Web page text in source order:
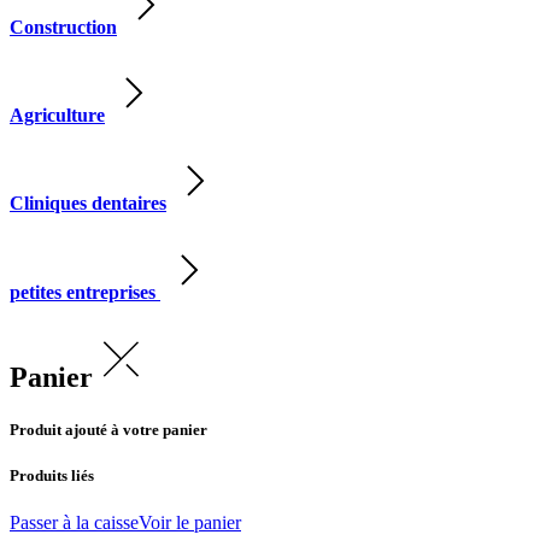
Construction
Agriculture
Cliniques dentaires
petites entreprises
Panier
Produit ajouté à votre panier
Produits liés
Passer à la caisseVoir le panier